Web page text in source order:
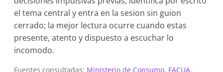
el tema central y entra en la sesion sin guion
cerrado; la mejor lectura ocurre cuando estas
presente, atento y dispuesto a escuchar lo
incomodo.
Fuentes consultadas: Ministerio de Consumo, FACUA,